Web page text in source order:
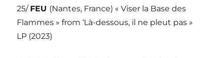
25/ FEU (Nantes, France) « Viser la Base des
Flammes » from ‘Là-dessous, il ne pleut pas »
LP (2023)